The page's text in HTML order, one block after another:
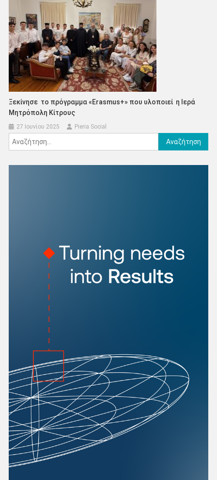
Ξεκίνησε το πρόγραμμα «Erasmus+» που υλοποιεί η Ιερά
Μητρόπολη Κίτρους
27 Ιουνίου 2025 Pieria Social
Αναζήτηση
για: